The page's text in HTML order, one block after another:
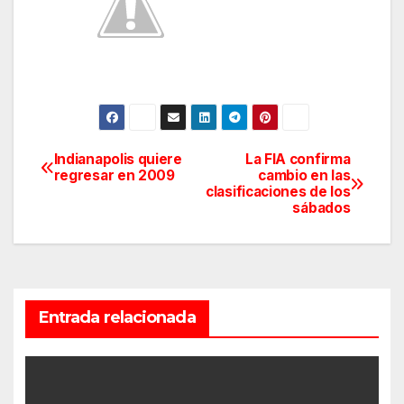
Navegación
entradas
La FIA confirma
cambio en las
clasificaciones de los
sábados
Indianapolis quiere
regresar en 2009
Entrada relacionada